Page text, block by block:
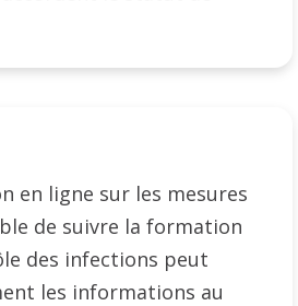
en ligne sur les mesures
de suivre la formation
des infections peut
les informations au